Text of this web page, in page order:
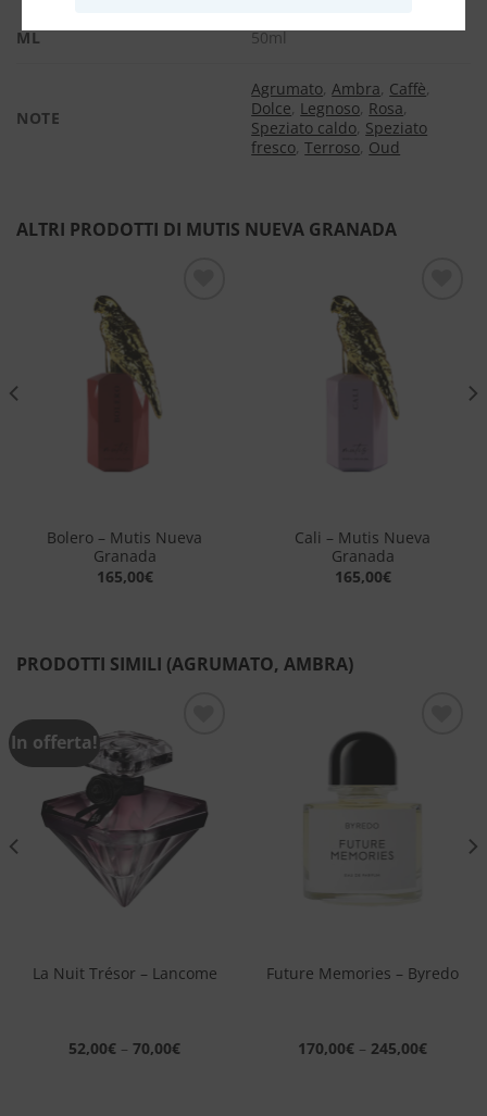
ML 50ml
NOTE
Agrumato,Ambra, Caffè,
Dolce, Legnoso, Rosa,
Speziato caldo, Speziato
fresco,Terroso, Oud
ALTRI PRODOTTI DI MUTIS NUEVA GRANADA
Bolero – Mutis Nueva
Granada
165,00€
Cali – Mutis Nueva
Granada
165,00€
PRODOTTI SIMILI (AGRUMATO, AMBRA)
In offerta!
Aggiungi
dei
desideri
La Nuit Trésor – Lancome
52,00€ – 70,00€
desideri
Future Memories – Byredo
170,00€ – 245,00€